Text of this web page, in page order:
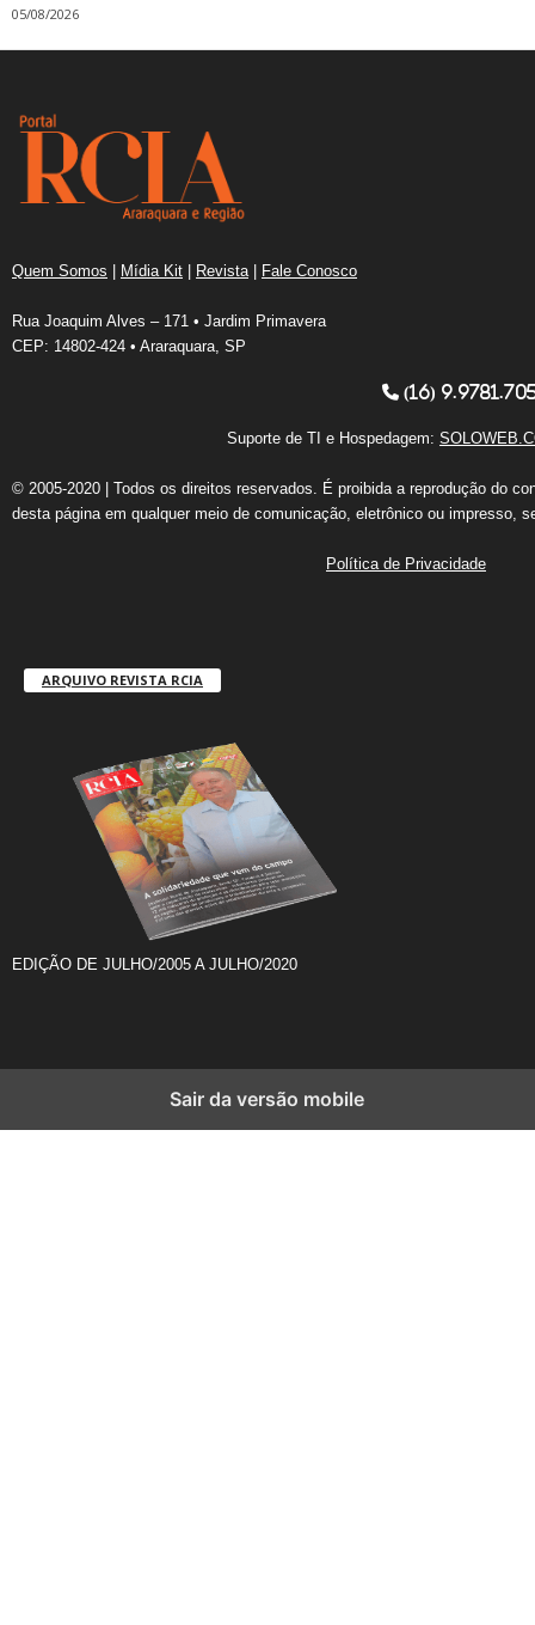
05/08/2026
Quem Somos Mídia Kit Revista| Fale Conosco
Rua Joaquim Alves – 171 • Jardim Primavera
CEP: 14802-424 • Araraquara, SP
(16)
Suporte de TI e Hospedagem:
© 2005-2020 | Todos os direitos reservados. É proibida a reprodução do
desta página em qualquer meio de comunicação, eletrônico ou impresso,
Política de Privacidade
ARQUIVO REVISTA RCIA
EDIÇÃO DE JULHO/2005 A JULHO/2020
Sair da versão mobile